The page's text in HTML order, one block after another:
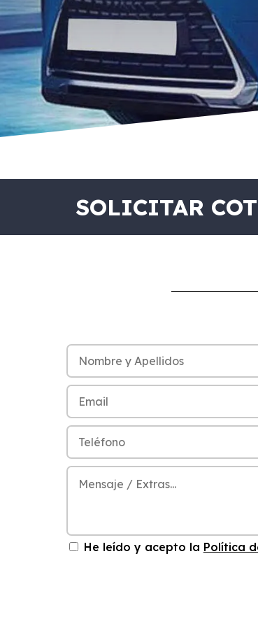
SOLICITAR
He leído y acepto la Política